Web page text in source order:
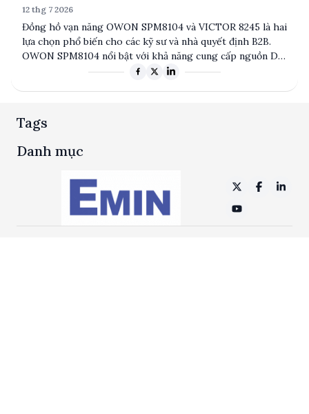
12 thg 7 2026
Đồng hồ vạn năng OWON SPM8104 và VICTOR 8245 là hai
lựa chọn phổ biến cho các kỹ sư và nhà quyết định B2B.
OWON SPM8104 nổi bật với khả năng cung cấp nguồn DC
mạnh mẽ và tích hợp nhiều chức năng đo lường, trong khi
từng sản phẩm.
Tags
Danh mục